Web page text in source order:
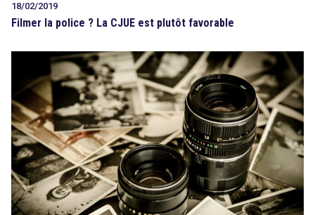
18/02/2019
Filmer la police ? La CJUE est plutôt favorable